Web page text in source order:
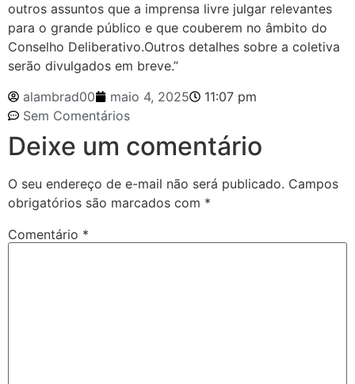
outros assuntos que a imprensa livre julgar relevantes
para o grande público e que couberem no âmbito do
Conselho Deliberativo.Outros detalhes sobre a coletiva
serão divulgados em breve.”
alambrad00
maio 4, 2025
11:07 pm
Sem Comentários
Deixe um comentário
O seu endereço de e-mail não será publicado. Campos
obrigatórios são marcados com *
Comentário *